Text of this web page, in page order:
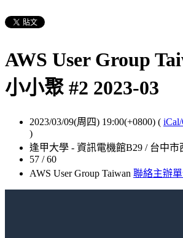
AWS User Group
小小聚 #2 2023-03
2023/03/09(周四) 19:00(+0800) (
)
逢甲大學 - 資訊電機館B29 / 台中市
57 / 60
AWS User Group Taiwan 聯絡主辦